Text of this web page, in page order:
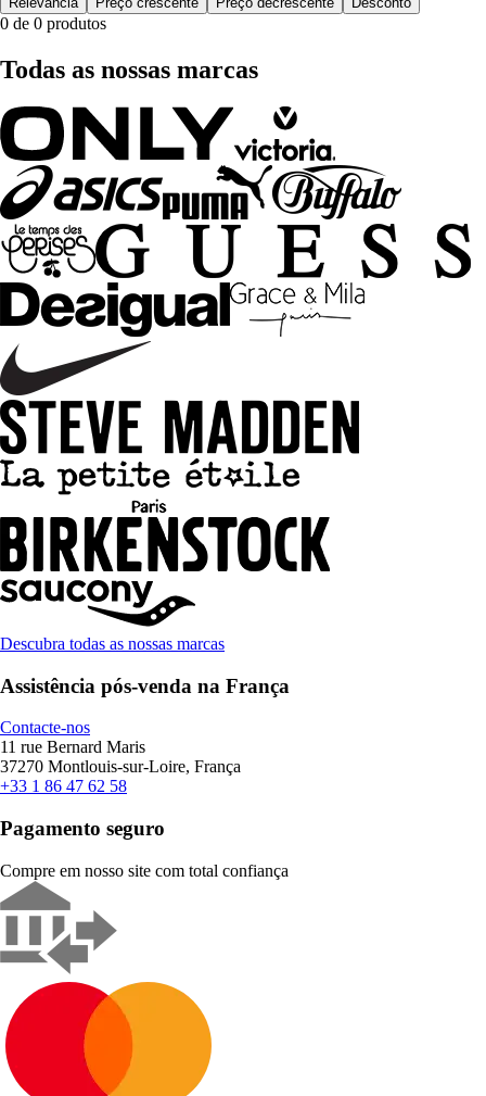
0 de 0 produtos
Todas as nossas marcas
Descubra todas as nossas marcas
Assistência pós-venda na França
Contacte-nos
11 rue Bernard Maris
37270 Montlouis-sur-Loire, França
+33 1 86 47 62 58
Pagamento seguro
Compre em nosso site com total confiança